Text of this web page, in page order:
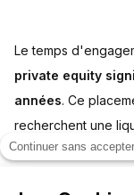
Continuer sans accepter
Le temps
private equity
années. Ce
recherchent une
quotidien.